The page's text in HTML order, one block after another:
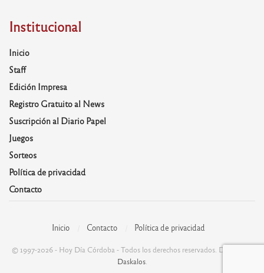
Institucional
Inicio
Staff
Edición Impresa
Registro Gratuito al News
Suscripción al Diario Papel
Juegos
Sorteos
Política de privacidad
Contacto
Inicio Contacto Política de privacidad
© 1997-2026 - Hoy Día Córdoba - Todos los derechos reservados. Desarrolla:
Daskalos.